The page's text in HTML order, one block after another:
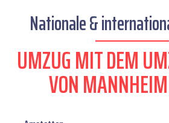
Nationale &
UMZUG MIT DEM
VON